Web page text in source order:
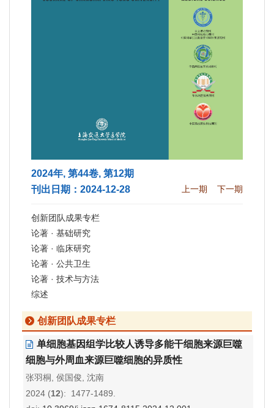
2024年, 第44卷, 第12期
刊出日期：2024-12-28
上一期 下一期
创新团队成果专栏
论著 · 基础研究
论著 · 临床研究
论著 · 公共卫生
论著 · 技术与方法
综述
创新团队成果专栏
单细胞基因组学比较人诱导多能干细胞来源巨噬
细胞与外周血来源巨噬细胞的异质性
张羽桐, 侯国俊, 沈南
2024 (12): 1477-1489.